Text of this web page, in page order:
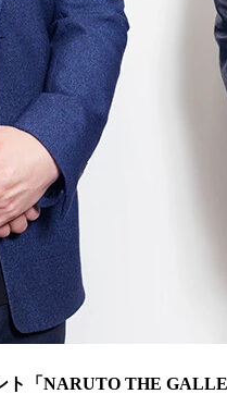
「NARUTO THE